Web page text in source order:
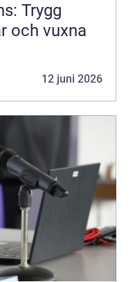
Trygg
och vuxna
12 juni 2026